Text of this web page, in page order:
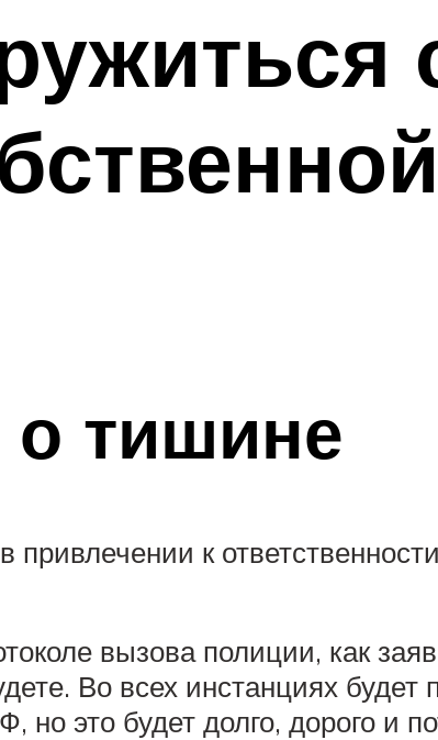
о тишине
к
вызова полиции, как
Во всех инстанциях будет
это будет долго, дорого и